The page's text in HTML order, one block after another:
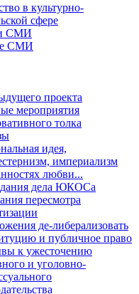
в культурно-
сфере
и СМИ
СМИ
проекта
мероприятия
толка
идея,
империализм
любви...
дела ЮКОСа
пересмотра
де-либерализовать
и публичное право
к ужесточению
и уголовно-